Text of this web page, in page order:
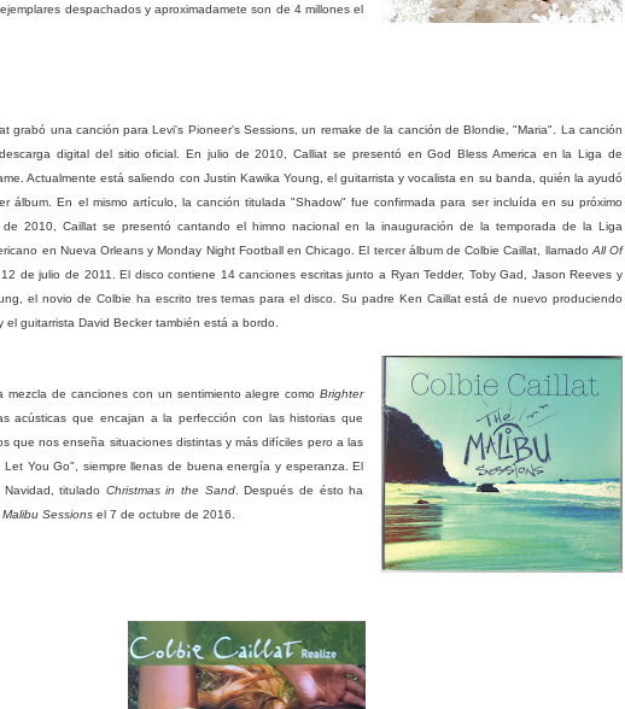
despachados y aproximadamete son de 4 millones el
grabó una canción para Levi's Pioneer's Sessions, un remake de la canción de Blondie, "Maria". La canción
digital del sitio oficial.En julio de 2010, Calliat se presentó en God Bless America en la Liga de
Actualmente está saliendo con Justin Kawika Young, el guitarrista y vocalista en su banda, quién la ayudó
álbum. En el mismo artículo, la canción titulada "Shadow" fue confirmada para ser incluída en su próximo
de 2010, Caillat se presentó cantando el himno nacional en la inauguración de la temporada de la Liga
en Nueva Orleans y Monday Night Football en Chicago.El tercer álbum de Colbie Caillat, llamado All Of
de julio de 2011. El disco contiene 14 canciones escritas junto a Ryan Tedder, Toby Gad, Jason Reeves y
el novio de Colbie ha escrito tres temas para el disco. Su padre Ken Caillat está de nuevo produciendo
guitarrista David Becker también está a bordo.
mezcla de canciones con un sentimiento alegre comoBrighter
acústicas que encajan a la perfección con las historias que
que nos enseña situaciones distintas y más difíciles pero a las
You Go", siempre llenas de buena energía y esperanza. El
titulado Christmas in the Sand. Después de ésto ha
Malibu Sessions el 7 de octubre de 2016.